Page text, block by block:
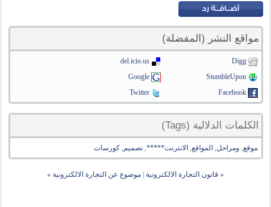
مواقع النشر (المفضلة)
Digg
del.icio.us
StumbleUpon
Google
Facebook
Twitter
الكلمات الدلالية (Tags)
موقع, ومراحل, المواقع, الانترنت*****,تصميم,كورسات
« قانون التجارة الالكترونية موضوع عن التجارة الالكترونية »